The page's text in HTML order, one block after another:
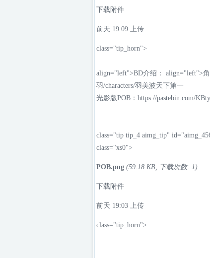
下载附件
前天 19:09上传
class="tip_horn">
align="left">BD介绍： align="left">
羽/characters/羽美波天下第一
光影版POB： https://pastebin.com/
class="tip tip_4 aimg_tip"
class="xs0">
POB.png (59.18 KB, 下载次数: 1)
下载附件
前天 19:03上传
class="tip_horn">